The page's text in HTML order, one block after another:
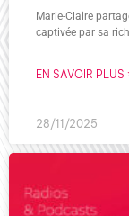
Marie-Claire
captivée par sa
EN SAVOIR PLUS
28/11/2025